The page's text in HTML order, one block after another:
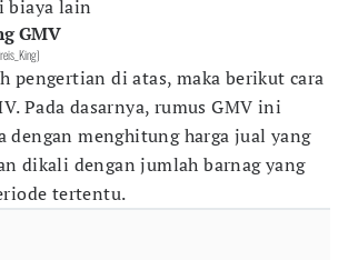
biaya lain
GMV
pengertian di atas, maka berikut cara
Pada dasarnya, rumus GMV ini
dengan menghitung harga jual yang
dikali dengan jumlah barnag yang
tertentu.